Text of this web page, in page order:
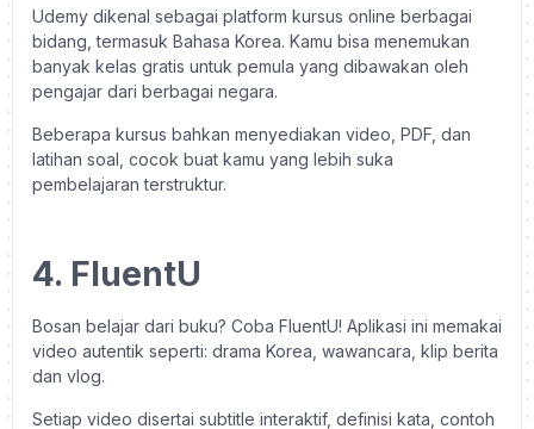
Udemy dikenal sebagai platform kursus online berbagai
bidang, termasuk Bahasa Korea. Kamu bisa menemukan
banyak kelas gratis untuk pemula yang dibawakan oleh
pengajar dari berbagai negara.
Beberapa kursus bahkan menyediakan video, PDF, dan
latihan soal, cocok buat kamu yang lebih suka
pembelajaran terstruktur.
4. FluentU
Bosan belajar dari buku? Coba FluentU! Aplikasi ini memakai
video autentik seperti: drama Korea, wawancara, klip berita
dan vlog.
Setiap video disertai subtitle interaktif, definisi kata, contoh